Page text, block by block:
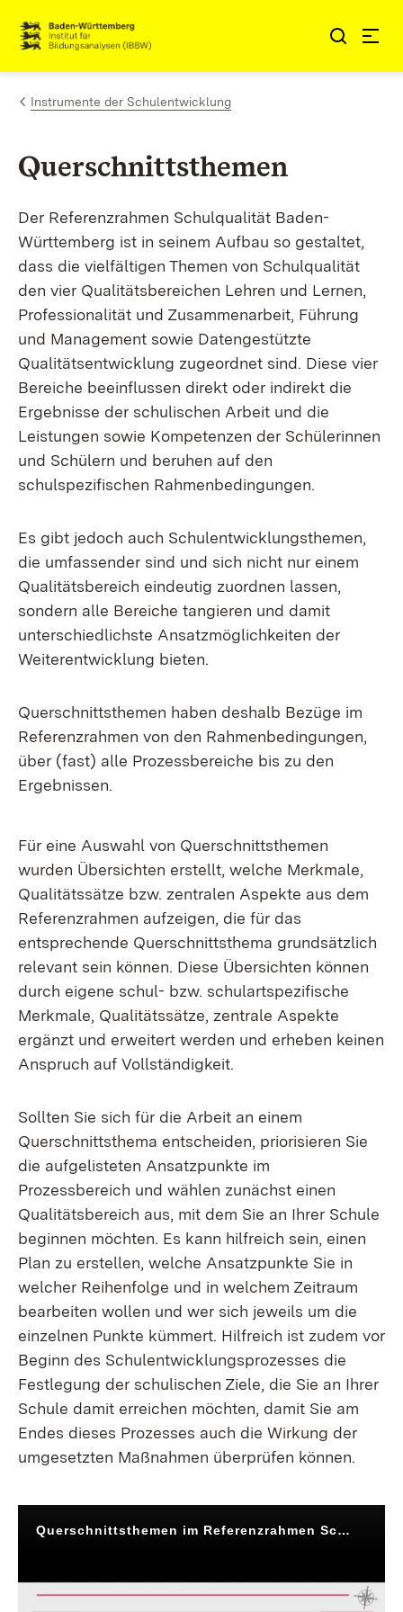
Zum Inhalt springen
Link zur Startseite
Instrumente der Schulentwicklung
Querschnittsthemen
Der Referenzrahmen Schulqualität Baden-
Württemberg ist in seinem Aufbau so gestaltet,
dass die vielfältigen Themen von Schulqualität
den vier Qualitätsbereichen Lehren und Lernen,
Professionalität und Zusammenarbeit, Führung
und Management sowie Datengestützte
Qualitätsentwicklung zugeordnet sind. Diese vier
Bereiche beeinflussen direkt oder indirekt die
Ergebnisse der schulischen Arbeit und die
Leistungen sowie Kompetenzen der Schülerinnen
und Schülern und beruhen auf den
schulspezifischen Rahmenbedingungen.
Es gibt jedoch auch Schulentwicklungsthemen,
die umfassender sind und sich nicht nur einem
Qualitätsbereich eindeutig zuordnen lassen,
sondern alle Bereiche tangieren und damit
unterschiedlichste Ansatzmöglichkeiten der
Weiterentwicklung bieten.
Querschnittsthemen haben deshalb Bezüge im
Referenzrahmen von den Rahmenbedingungen,
über (fast) alle Prozessbereiche bis zu den
Ergebnissen.
Für eine Auswahl von Querschnittsthemen
wurden Übersichten erstellt, welche Merkmale,
Qualitätssätze bzw. zentralen Aspekte aus dem
Referenzrahmen aufzeigen, die für das
entsprechende Querschnittsthema grundsätzlich
relevant sein können. Diese Übersichten können
durch eigene schul- bzw. schulartspezifische
Merkmale, Qualitätssätze, zentrale Aspekte
ergänzt und erweitert werden und erheben keinen
Anspruch auf Vollständigkeit.
Sollten Sie sich für die Arbeit an einem
Querschnittsthema entscheiden, priorisieren Sie
die aufgelisteten Ansatzpunkte im
Prozessbereich und wählen zunächst einen
Qualitätsbereich aus, mit dem Sie an Ihrer Schule
beginnen möchten. Es kann hilfreich sein, einen
Plan zu erstellen, welche Ansatzpunkte Sie in
welcher Reihenfolge und in welchem Zeitraum
bearbeiten wollen und wer sich jeweils um die
einzelnen Punkte kümmert. Hilfreich ist zudem vor
Beginn des Schulentwicklungsprozesses die
Festlegung der schulischen Ziele, die Sie an Ihrer
Schule damit erreichen möchten, damit Sie am
Endes dieses Prozesses auch die Wirkung der
umgesetzten Maßnahmen überprüfen können.